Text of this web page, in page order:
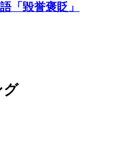
「毀誉褒貶」
グ